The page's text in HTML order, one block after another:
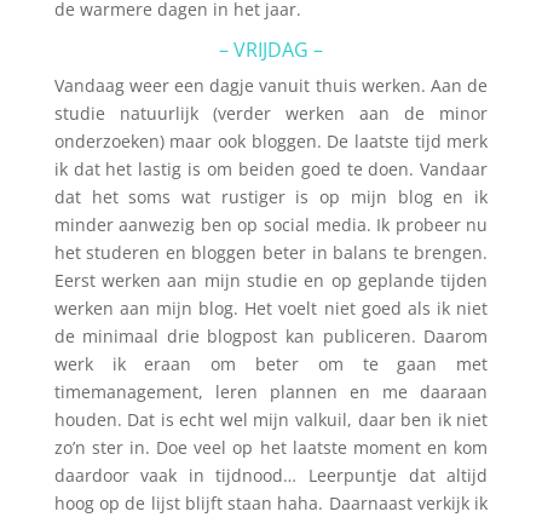
de warmere dagen in het jaar.
– VRIJDAG –
Vandaag weer een dagje vanuit thuis werken. Aan de
studie natuurlijk (verder werken aan de minor
onderzoeken) maar ook bloggen. De laatste tijd merk
ik dat het lastig is om beiden goed te doen. Vandaar
dat het soms wat rustiger is op mijn blog en ik
minder aanwezig ben op social media. Ik probeer nu
het studeren en bloggen beter in balans te brengen.
Eerst werken aan mijn studie en op geplande tijden
werken aan mijn blog. Het voelt niet goed als ik niet
de minimaal drie blogpost kan publiceren. Daarom
werk ik eraan om beter om te gaan met
timemanagement, leren plannen en me daaraan
houden. Dat is echt wel mijn valkuil, daar ben ik niet
zo’n ster in. Doe veel op het laatste moment en kom
daardoor vaak in tijdnood… Leerpuntje dat altijd
hoog op de lijst blijft staan haha. Daarnaast verkijk ik